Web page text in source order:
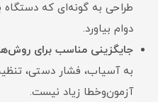
طراحی به گونه‌ای که دستگاه
دوام بیاورد.
جایگزینی مناسب برای
به آسیاب، فشار دستی،
آزمون‌وخطا زیاد نیست.